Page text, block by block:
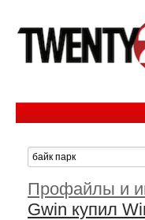
Профайлы и
Gwin купил